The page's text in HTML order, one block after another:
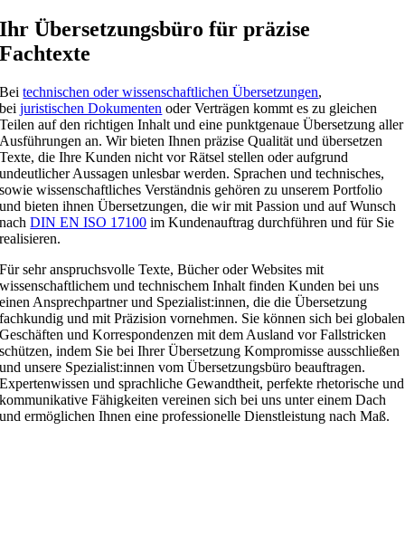
Ihr Übersetzungsbüro für präzise
Fachtexte
Beitechnischen oder wissenschaftlichen Übersetzungen,
beijuristischen Dokumenten oder Verträgen kommt es zu gleichen
Teilen auf den richtigen Inhalt und eine punktgenaue Übersetzung aller
Ausführungen an. Wir bieten Ihnen präzise Qualität und übersetzen
Texte, die Ihre Kunden nicht vor Rätsel stellen oder aufgrund
undeutlicher Aussagen unlesbar werden. Sprachen und technisches,
sowie wissenschaftliches Verständnis gehören zu unserem Portfolio
und bieten ihnen Übersetzungen, die wir mit Passion und auf Wunsch
nachDIN EN ISO 17100 im Kundenauftrag durchführen und für Sie
realisieren.
Für sehr anspruchsvolle Texte, Bücher oder Websites mit
wissenschaftlichem und technischem Inhalt finden Kunden bei uns
einen Ansprechpartner und Spezialist:innen, die die Übersetzung
fachkundig und mit Präzision vornehmen. Sie können sich bei globalen
Geschäften und Korrespondenzen mit dem Ausland vor Fallstricken
schützen, indem Sie bei Ihrer Übersetzung Kompromisse ausschließen
und unsere Spezialist:innen vom Übersetzungsbüro beauftragen.
Expertenwissen und sprachliche Gewandtheit, perfekte rhetorische und
kommunikative Fähigkeiten vereinen sich bei uns unter einem Dach
und ermöglichen Ihnen eine professionelle Dienstleistung nach Maß.